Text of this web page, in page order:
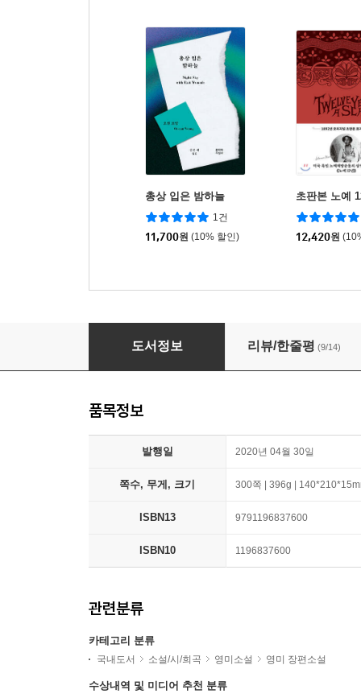
총상 입은 밤하늘
1건
11,700원 (10% 할인)
초판본 노예
12,420원
그들이 가지고 다닌 것들
도서정보 리뷰/한줄평 (9/14)
품목정보
발행일 2020년 04월 30일
쪽수, 무게, 크기 300쪽 | 396g |
ISBN13 9791196837600
ISBN10 1196837600
관련분류
카테고리 분류
국내도서 소설/시/희곡 영미소설 영미 장편소설
수상내역 및 미디어 추천 분류